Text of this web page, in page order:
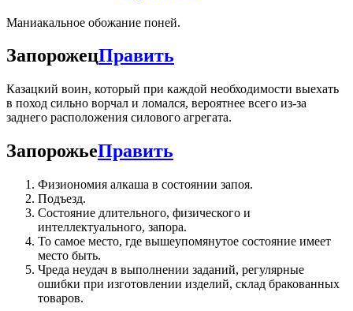
Маниакальное обожание поней.
ЗапорожецПравить
Казацкий воин, который при каждой необходимости выехать
в поход сильно ворчал и ломался, вероятнее всего из-за
заднего расположения силового агрегата.
ЗапорожьеПравить
Физиономия алкаша в состоянии запоя.
Подъезд.
Состояние длительного, физического и
интеллектуального, запора.
То самое место, где вышеупомянутое состояние имеет
место быть.
Чреда неудач в выполнении заданий, регулярные
ошибки при изготовлении изделий, склад бракованных
товаров.